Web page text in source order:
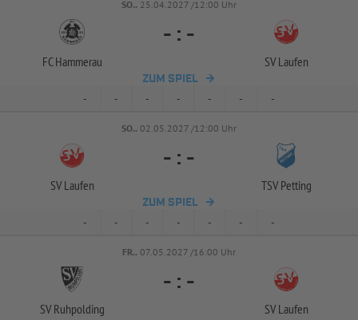
SO.. 25.04.2027 /12:00 Uhr
FC Hammerau
- : -
SV Laufen
ZUM SPIEL
- - - - - - -
SO.. 02.05.2027 /12:00 Uhr
SV Laufen
- : -
TSV Petting
ZUM SPIEL
- - - - - - -
FR.. 07.05.2027 /16:00 Uhr
SV Ruhpolding
- : -
SV Laufen